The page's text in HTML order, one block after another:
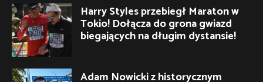
Harry Styles przebiegł Maraton w
Tokio! Dołącza do grona gwiazd
biegających na długim dystansie!
Adam Nowicki z historycznym